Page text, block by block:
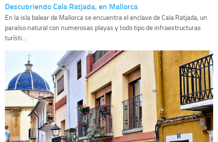
Descubriendo Cala Ratjada, en Mallorca
En la isla balear de Mallorca se encuentra el enclave de Cala Ratjada, un
paraíso natural con numerosas playas y todo tipo de infraestructuras
turísti...